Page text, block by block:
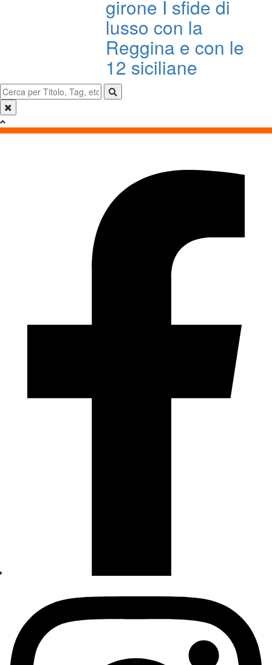
girone I sfide di
lusso con la
Reggina e con le
12 siciliane